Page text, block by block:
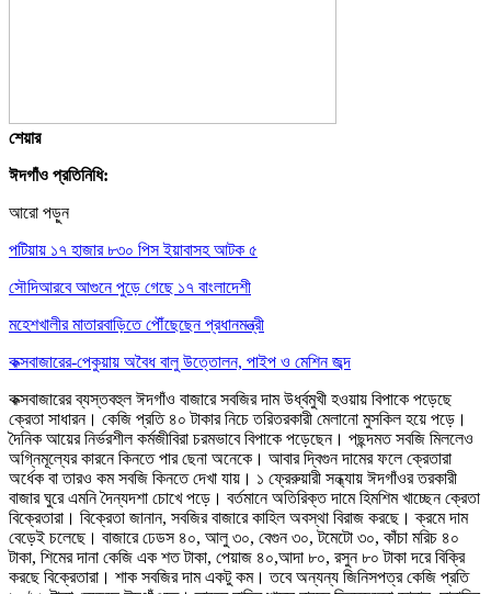
শেয়ার
ঈদগাঁও প্রতিনিধি:
আরো পড়ুন
পটিয়ায় ১৭ হাজার ৮৩০ পিস ইয়াবাসহ আটক ৫
সৌদিআরবে আগুনে পুড়ে গেছে ১৭ বাংলাদেশী
মহেশখালীর মাতারবাড়িতে পৌঁছেছেন প্রধানমন্ত্রী
কক্সবাজারের-পেকুয়ায় অবৈধ বালু উত্তোলন, পাইপ ও মেশিন জব্দ
কক্সবাজারের ব্যস্তবহুল ঈদগাঁও বাজারে সবজির দাম উর্ধ্বমুখী হওয়ায় বিপাকে পড়েছে
ক্রেতা সাধারন। কেজি প্রতি ৪০ টাকার নিচে তরিতরকারী মেলানো মুসকিল হয়ে পড়ে।
দৈনিক আয়ের নির্ভরশীল কর্মজীবিরা চরমভাবে বিপাকে পড়েছেন। পছন্দমত সবজি মিললেও
অগ্নিমূল্যের কারনে কিনতে পার ছেনা অনেকে। আবার দ্বিগুন দামের ফলে ক্রেতারা
অর্ধেক বা তারও কম সবজি কিনতে দেখা যায়। ১ ফ্রেরুয়ারী সন্ধ্যায় ঈদগাঁওর তরকারী
বাজার ঘুরে এমনি দৈন্যদশা চোখে পড়ে। বর্তমানে অতিরিক্ত দামে হিমশিম খাচ্ছেন ক্রেতা
বিক্রেতারা। বিক্রেতা জানান, সবজির বাজারে কাহিল অবস্থা বিরাজ করছে। ক্রমে দাম
বেড়েই চলেছে। বাজারে ঢেডস ৪০, আলু ৩০, বেগুন ৩০, টমেটো ৩০, কাঁচা মরিচ ৪০
টাকা, শিমের দানা কেজি এক শত টাকা, পেয়াজ ৪০,আদা ৮০, রসুন ৮০ টাকা দরে বিক্রি
করছে বিক্রেতারা। শাক সবজির দাম একটু কম। তবে অন্যন্য জিনিসপত্র কেজি প্রতি